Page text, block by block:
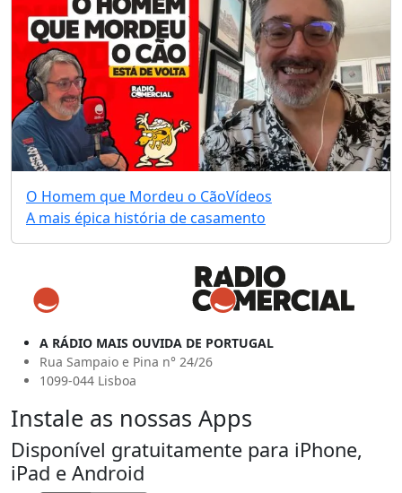
O Homem que Mordeu o CãoVídeos
A mais épica história de casamento
A RÁDIO MAIS OUVIDA DE PORTUGAL
Rua Sampaio e Pina n° 24/26
1099-044 Lisboa
Instale as nossas Apps
Disponível gratuitamente para iPhone,
iPad e Android